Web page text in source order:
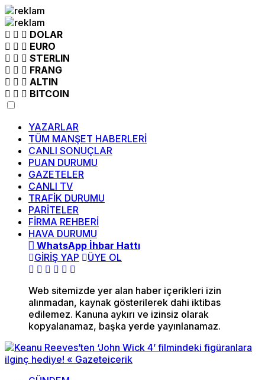
DOLAR
EURO
STERLIN
FRANG
ALTIN
BITCOIN
YAZARLAR
TÜM MANŞET HABERLERİ
CANLI SONUÇLAR
PUAN DURUMU
GAZETELER
CANLI TV
TRAFİK DURUMU
PARİTELER
FİRMA REHBERİ
HAVA DURUMU
WhatsApp İhbar Hattı
GİRİŞ YAP
ÜYE OL
Web sitemizde yer alan haber içerikleri izin
alınmadan, kaynak gösterilerek dahi iktibas
edilemez. Kanuna aykırı ve izinsiz olarak
kopyalanamaz, başka yerde yayınlanamaz.